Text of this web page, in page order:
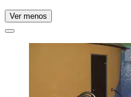
Ver menos